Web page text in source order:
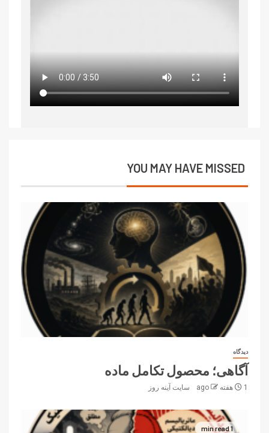
YOU MAY HAVE MISSED
دیدگاه
آگاهی؛ محصول تکامل ماده
1 هفته ago سایت آینه‌ روز
1 min read